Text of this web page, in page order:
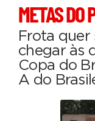
METAS DO
Frota quer
chegar às
Copa do
A do